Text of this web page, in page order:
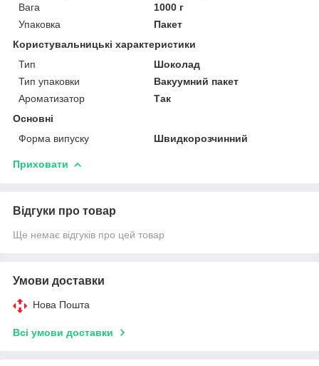
Вага
1000 г
Упаковка
Пакет
Користувальницькі характеристики
Тип
Шоколад
Тип упаковки
Вакуумний пакет
Ароматизатор
Так
Основні
Форма випуску
Швидкорозчинний
Приховати
Відгуки про товар
Ще немає відгуків про цей товар
Умови доставки
Нова Пошта
Всі умови доставки